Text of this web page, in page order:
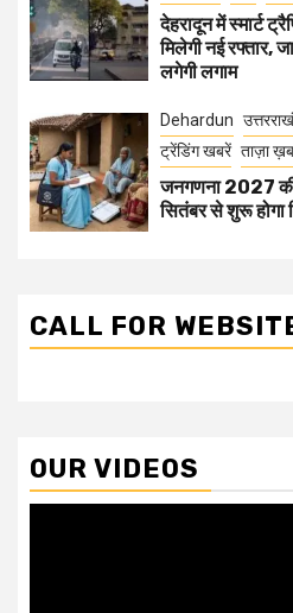
देहरादून में स्मार्ट
मिलेगी नई रफ्तार,
लगेगी लगाम
Dehardun
ट्रेंडिंग खबरें ताज़ा
जनगणना 2027 की
सितंबर से शुरू होगा
CALL FOR
OUR VIDEOS